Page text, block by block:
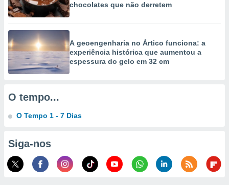
através
de
1199
chocolates que não derretem
A geoengenharia no Ártico funciona: a
experiência histórica que aumentou a
espessura do gelo em 32 cm
O tempo...
O Tempo 1 - 7 Dias
Siga-nos